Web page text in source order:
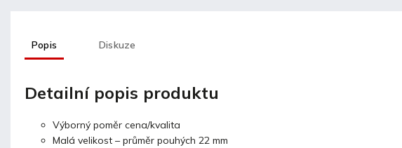
Popis Diskuze
Detailní popis produktu
Výborný poměr cena/kvalita
Malá velikost – průměr pouhých 22 mm